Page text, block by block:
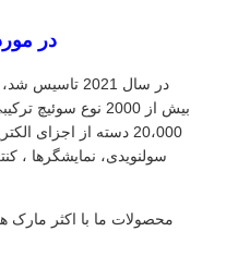
در
در سال 2021
بیش از 2000 نوع
20،000 دسته از اجزای
سولنویدی، نمایشگرها ،
محصولات ما با اکثر